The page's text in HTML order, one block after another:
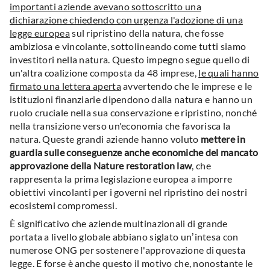
importanti aziende avevano sottoscritto una
dichiarazione chiedendo con urgenza l'adozione di una
legge europeasul ripristino della natura, che fosse
ambiziosa e vincolante, sottolineando come tutti siamo
investitori nella natura. Questo impegno segue quello di
un'altra coalizione composta da 48 imprese, le quali hanno
firmato una lettera apertaavvertendo che le imprese e le
istituzioni finanziarie dipendono dalla natura e hanno un
ruolo cruciale nella sua conservazione e ripristino, nonché
nella transizione verso un'economia che favorisca la
natura. Queste grandi aziende hanno voluto mettere in
guardia sulle conseguenze anche economiche del mancato
approvazione della Nature restoration law, che
rappresenta la prima legislazione europea a imporre
obiettivi vincolanti per i governi nel ripristino dei nostri
ecosistemi compromessi.
È significativo che aziende multinazionali di grande
portata a livello globale abbiano siglato un’intesa con
numerose ONG per sostenere l'approvazione di questa
legge. E forse è anche questo il motivo che, nonostante le